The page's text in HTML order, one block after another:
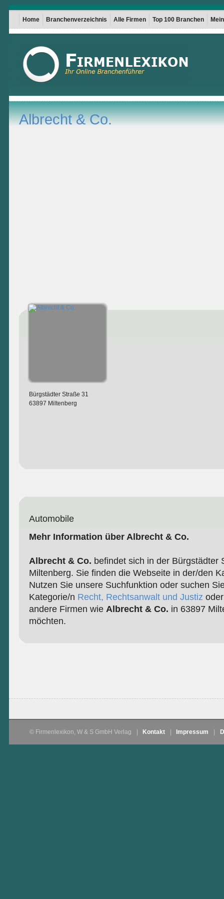
Home Branchenverzeichnis Alle Firmen Top 100 Branchen
Albrecht & Co.
Bürgstädter Straße 31
63897 Miltenberg
Automobile
Mehr Information über Albrecht & Co.
Albrecht & Co. befindet sich in der Bürgstädter
Miltenberg. Sie finden die Webseite in der/den
Nutzen Sie unsere Suchfunktion oder suchen
Kategorie/n Recht, Rechtsanwalt und Justiz
andere Firmen wie Albrecht & Co. in 63897
möchten.
© Firmenlexikon, W & S GmbH Verlag Kontakt Impressum